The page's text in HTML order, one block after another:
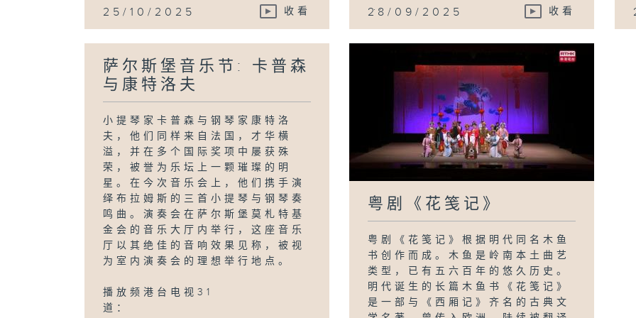
25/10/2025 收看
...
28/09/2025 收看
萨尔斯堡音乐节: 卡普森
与康特洛夫
小提琴家卡普森与钢琴家康特洛
夫，他们同样来自法国，才华横
溢，并在多个国际奖项中屡获殊
荣，被誉为乐坛上一颗璀璨的明
星。在今次音乐会上，他们携手演
绎布拉姆斯的三首小提琴与钢琴奏
鸣曲。演奏会在萨尔斯堡莫札特基
金会的音乐大厅内举行，这座音乐
厅以其绝佳的音响效果见称，被视
为室内演奏会的理想举行地点。
播放频
道：
港台电视31
粤剧《花笺记》
粤剧《花笺记》根据明代同名木鱼
书创作而成。木鱼是岭南本土曲艺
类型，已有五六百年的悠久历史。
明代诞生的长篇木鱼书《花笺记》
是一部与《西厢记》齐名的古典文